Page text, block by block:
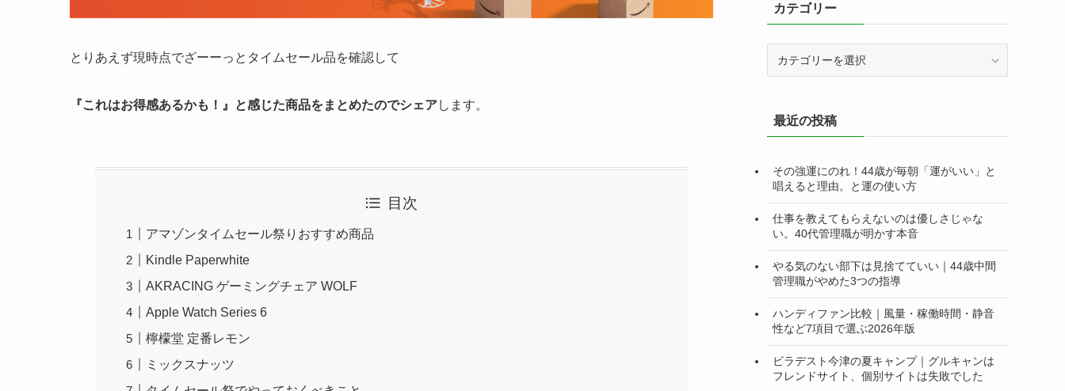
とりあえず現時点でざーーっとタイムセール品を確認して
『これはお得感あるかも！』と感じた商品をまとめたのでシェアします。
目次
アマゾンタイムセール祭りおすすめ商品
Kindle Paperwhite
AKRACING ゲーミングチェア WOLF
Apple Watch Series 6
檸檬堂 定番レモン
ミックスナッツ
カテゴリー
ー最近の投稿
その強運にのれ！44歳が毎朝「運がいい」と
唱えると理由。と運の使い方
仕事を教えてもらえないのは優しさじゃな
い。40代管理職が明かす本音
やる気のない部下は見捨てていい｜44歳中間
管理職がやめた3つの指導
ハンディファン比較｜風量・稼働時間・静音
性など7項目で選ぶ2026年版
ビラデスト今津の夏キャンプ｜グルキャンは
フレンドサイト、個別サイトは失敗でした